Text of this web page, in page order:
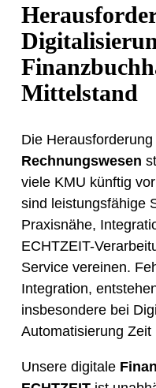
Mittelstand
Die Herausforderung
Rechnungswesen
viele KMU künftig
sind leistungsfähige
Praxisnähe,
ECHTZEIT-
Service vereinen.
Integration,
insbesondere bei
Automatisierung
Unsere digitale